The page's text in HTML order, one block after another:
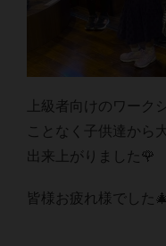
上級者向けのワーク
ことなく子供達から
出来上がりました🌹
皆様お疲れ様でした